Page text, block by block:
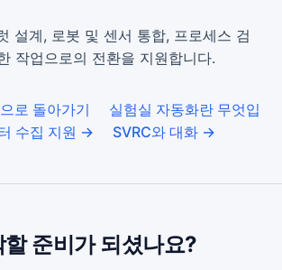
설계, 로봇 및 센서 통합, 프로세스 검
작업으로의 전환을 지원합니다.
로 돌아가기
실험실 자동화란 무엇입
수집 지원 → SVRC와 대화 →
준비가 되셨나요?